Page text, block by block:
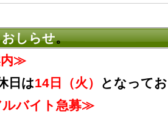
しらせ。
内≫
日は14日（火）
となって
バイト急募≫